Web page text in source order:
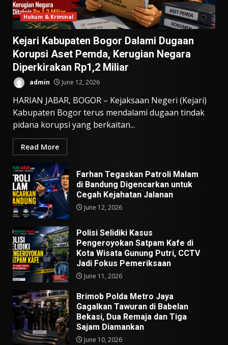
Hukum & Kriminal
Kejari Kabupaten Bogor Dalami Dugaan
Korupsi Aset Pemda, Kerugian Negara
Diperkirakan Rp1,2 Miliar
admin June 12, 2026
HARIAN JABAR, BOGOR – Kejaksaan Negeri (Kejari)
Kabupaten Bogor terus mendalami dugaan tindak
pidana korupsi yang berkaitan...
Read More
Farhan Tegaskan Patroli Malam
di Bandung Digencarkan untuk
Cegah Kejahatan Jalanan
June 12, 2026
Polisi Selidiki Kasus
Pengeroyokan Satpam Kafe di
Kota Wisata Gunung Putri, CCTV
Jadi Fokus Pemeriksaan
June 11, 2026
Brimob Polda Metro Jaya
Gagalkan Tawuran di Babelan
Bekasi, Dua Remaja dan Tiga
Sajam Diamankan
June 10, 2026